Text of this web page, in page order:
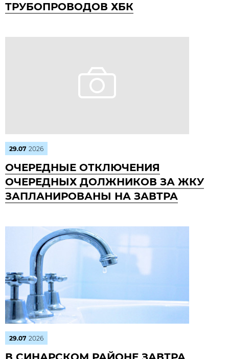
ТРУБОПРОВОДОВ ХБК
29.07 2026
ОЧЕРЕДНЫЕ ОТКЛЮЧЕНИЯ
ОЧЕРЕДНЫХ ДОЛЖНИКОВ ЗА ЖКУ
ЗАПЛАНИРОВАНЫ НА ЗАВТРА
29.07 2026